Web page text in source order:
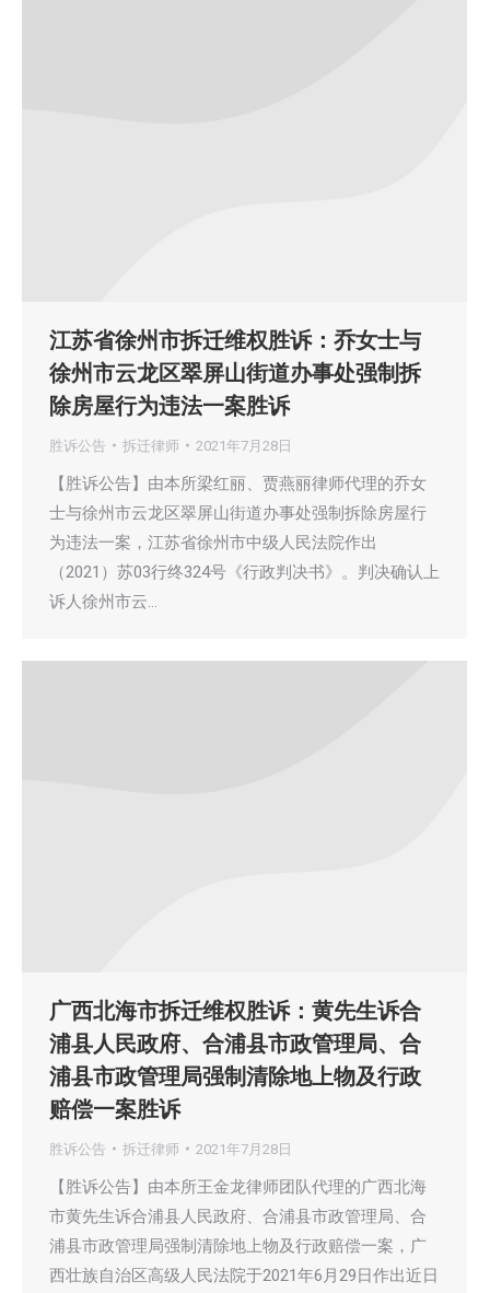
江苏省徐州市拆迁维权胜诉：乔女士与
徐州市云龙区翠屏山街道办事处强制拆
除房屋行为违法一案胜诉
胜诉公告 拆迁律师 2021年7月28日
【胜诉公告】由本所梁红丽、贾燕丽律师代理的乔女
士与徐州市云龙区翠屏山街道办事处强制拆除房屋行
为违法一案，江苏省徐州市中级人民法院作出
（2021）苏03行终324号《行政判决书》。判决确认上
诉人徐州市云…
广西北海市拆迁维权胜诉：黄先生诉合
浦县人民政府、合浦县市政管理局、合
浦县市政管理局强制清除地上物及行政
赔偿一案胜诉
胜诉公告 拆迁律师 2021年7月28日
【胜诉公告】由本所王金龙律师团队代理的广西北海
市黄先生诉合浦县人民政府、合浦县市政管理局、合
浦县市政管理局强制清除地上物及行政赔偿一案，广
西壮族自治区高级人民法院于2021年6月29日作出近日